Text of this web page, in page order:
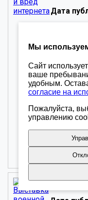
Дата
включая
вовлек
мышления
ресурсов.
В
Выставка
Мы
Сайт
ваше
удобным.
согласие на
Пожалуйста,
управлению